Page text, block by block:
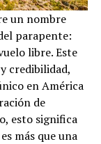
un nombre
parapente:
libre. Este
credibilidad,
en América
de
esto significa
más que una